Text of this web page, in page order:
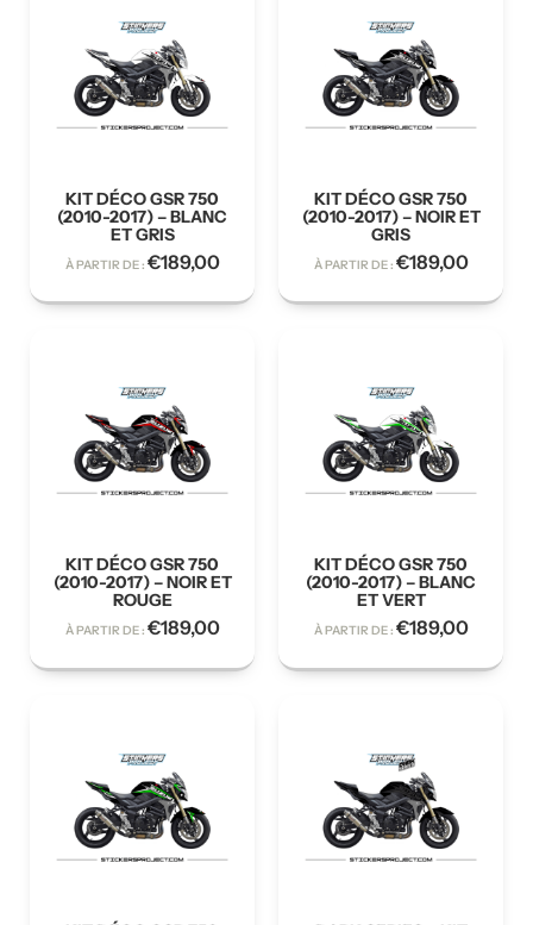
KIT DÉCO GSR 750
(2010-2017) – BLANC
ET GRIS
À PARTIR DE : €189,00
KIT DÉCO GSR 750
(2010-2017) – NOIR ET
GRIS
À PARTIR DE : €189,00
KIT DÉCO GSR 750
(2010-2017) – NOIR ET
ROUGE
À PARTIR DE : €189,00
KIT DÉCO GSR 750
(2010-2017) – BLANC
ET VERT
À PARTIR DE : €189,00